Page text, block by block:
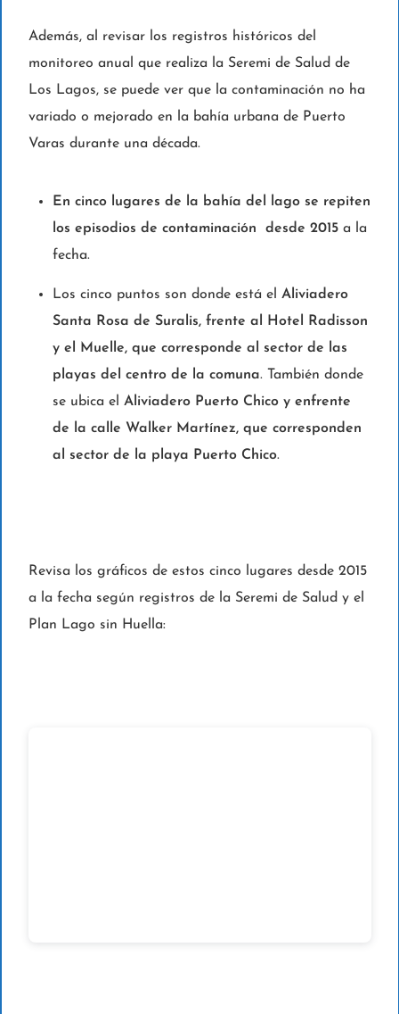
Además, al revisar los registros históricos del
monitoreo anual que realiza la Seremi de Salud de
Los Lagos, se puede ver que la contaminación no ha
variado o mejorado en la bahía urbana de Puerto
Varas durante una década.
En cinco lugares de la bahía del lago se repiten
los episodios de contaminación desde 2015 a la
fecha.
Los cinco puntos son donde está elAliviadero
Santa Rosa de Suralis, frente al Hotel Radisson
y el Muelle, que corresponde al sector de las
playas del centro de la comuna. También donde
se ubica elAliviadero Puerto Chico y enfrente
de la calle Walker Martínez, que corresponden
al sector de la playa Puerto Chico.
Revisa los gráficos de estos cinco lugares desde 2015
a la fecha según registros de la Seremi de Salud y el
Plan Lago sin Huella: